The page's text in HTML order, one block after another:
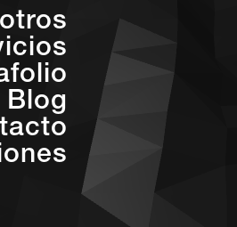
Blog